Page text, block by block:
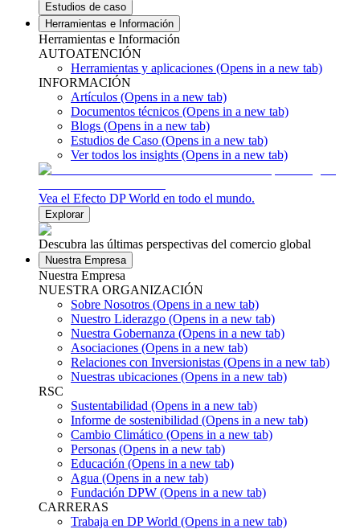
Estudios de caso
Herramientas e Información
Herramientas e Información
AUTOATENCIÓN
Herramientas y aplicaciones (Opens in a new tab)
INFORMACIÓN
Artículos (Opens in a new tab)
Documentos técnicos (Opens in a new tab)
Blogs (Opens in a new tab)
Estudios de Caso (Opens in a new tab)
Ver todos los insights (Opens in a new tab)
Vea el Efecto DP World en todo el mundo.
Explorar
Descubra las últimas perspectivas del comercio global
Nuestra Empresa
Nuestra Empresa
NUESTRA ORGANIZACIÓN
Sobre Nosotros (Opens in a new tab)
Nuestro Liderazgo (Opens in a new tab)
Nuestra Gobernanza (Opens in a new tab)
Asociaciones (Opens in a new tab)
Relaciones con Inversionistas (Opens in a new tab)
Nuestras ubicaciones (Opens in a new tab)
RSC
Sustentabilidad (Opens in a new tab)
Informe de sostenibilidad (Opens in a new tab)
Cambio Climático (Opens in a new tab)
Personas (Opens in a new tab)
Educación (Opens in a new tab)
Agua (Opens in a new tab)
Fundación DPW (Opens in a new tab)
CARRERAS
Trabaja en DP World (Opens in a new tab)